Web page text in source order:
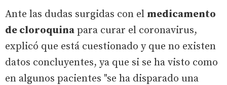
Ante las dudas surgidas con el medicamento
de cloroquina para curar el coronavirus,
explicó que está cuestionado y que no existen
datos concluyentes, ya que si se ha visto como
en algunos pacientes "se ha disparado una